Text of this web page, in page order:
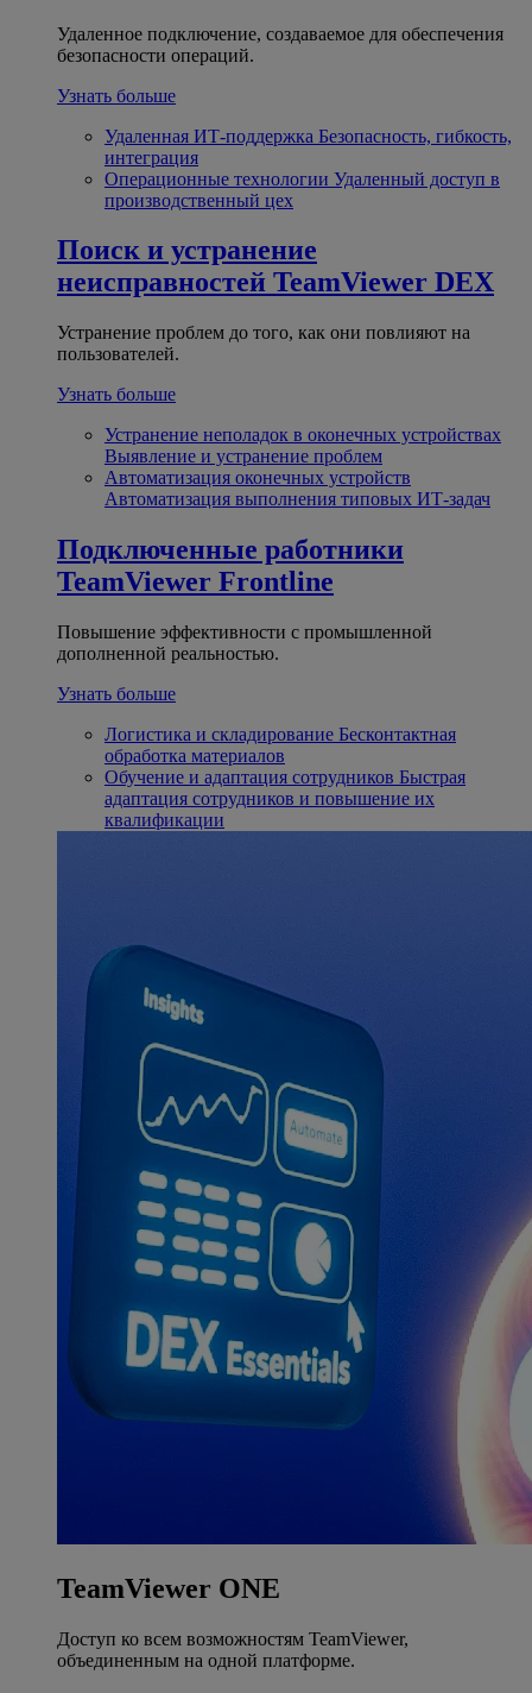
Удаленное подключение, создаваемое для обеспечения
безопасности операций.
Узнать больше
Удаленная ИТ-поддержка Безопасность, гибкость,
интеграция
Операционные технологии Удаленный доступ в
производственный цех
Поиск и устранение
неисправностей TeamViewer DEX
Устранение проблем до того, как они повлияют на
пользователей.
Узнать больше
Устранение неполадок в оконечных устройствах
Выявление и устранение проблем
Автоматизация оконечных устройств
Автоматизация выполнения типовых ИТ-задач
Подключенные работники
TeamViewer Frontline
Повышение эффективности с промышленной
дополненной реальностью.
Узнать больше
Логистика и складирование Бесконтактная
обработка материалов
Обучение и адаптация сотрудников Быстрая
адаптация сотрудников и повышение их
квалификации
TeamViewer ONE
Доступ ко всем возможностям TeamViewer,
объединенным на одной платформе.